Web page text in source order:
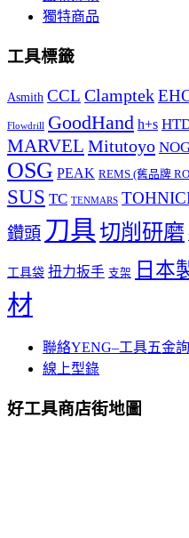
獨特商品
工具標籤
Asmith CCL Clamptek
Flowdrill GoodHand h+s
MARVEL Mitutoyo
OSG PEAK REMS (舊品牌
SUS TC TENMARS
鑽頭 刀具切削研磨
工具袋 扭力扳手 支架 日本
材
聯絡YENG–工具五金
線上型錄
好工具商店街地圖